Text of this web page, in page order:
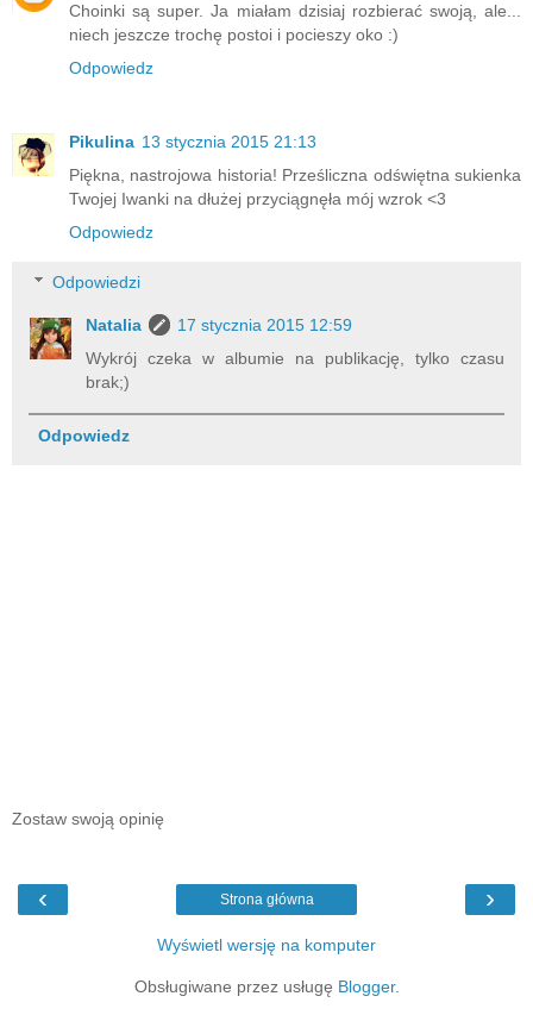
Choinki są super. Ja miałam dzisiaj rozbierać swoją, ale...
niech jeszcze trochę postoi i pocieszy oko :)
Odpowiedz
Pikulina 13 stycznia 2015 21:13
Piękna, nastrojowa historia! Prześliczna odświętna sukienka
Twojej Iwanki na dłużej przyciągnęła mój wzrok <3
Odpowiedz
Odpowiedzi
Natalia
17 stycznia 2015 12:59
Wykrój czeka w albumie na publikację, tylko czasu
brak;)
Odpowiedz
Zostaw swoją opinię
‹ ›
Strona główna
Wyświetl wersję na komputer
Obsługiwane przez usługę Blogger.